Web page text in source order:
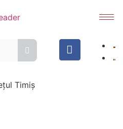
Timiș